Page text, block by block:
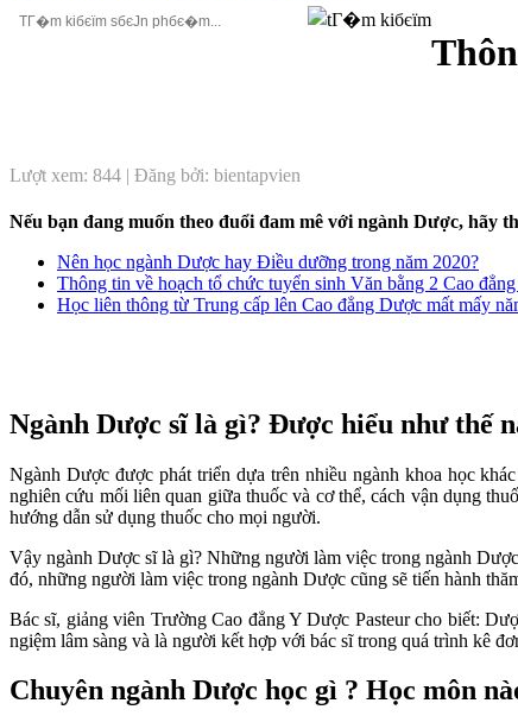
Lượt xem: 844 | Đăng bởi: bientapvien
Nếu bạn đang muốn theo đuổi đam mê với ngành Dược, hãy
Nên học ngành Dược hay Điều dưỡng trong năm 2020?
Thông tin về hoạch tổ chức tuyển sinh Văn bằng 2 Cao
Học liên thông từ Trung cấp lên Cao đẳng Dược mất mấy
Ngành Dược sĩ là gì? Được hiểu như thế
Ngành Dược được phát triển dựa trên nhiều ngành khoa học
nghiên cứu mối liên quan giữa thuốc và cơ thể, cách vận dụng
hướng dẫn sử dụng thuốc cho mọi người.
Vậy ngành Dược sĩ là gì? Những người làm việc trong ngành
đó, những người làm việc trong ngành Dược cũng sẽ tiến hành
Bác sĩ, giảng viên Trường Cao đẳng Y Dược Pasteur cho biết:
ngiệm lâm sàng và là người kết hợp với bác sĩ trong quá trình kê
Chuyên ngành Dược học gì ? Học môn